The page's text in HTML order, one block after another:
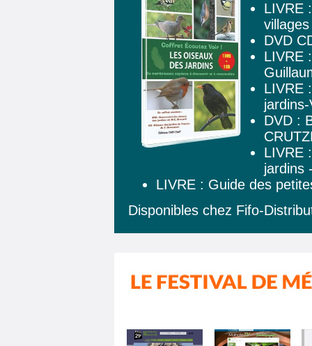
LIVRE
DVD
LIVRE
LIVRE
DVD :
LIVRE
jardins
LIVRE : Guide des
Disponibles chez Fifo-